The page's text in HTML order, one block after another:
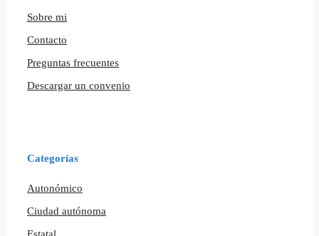
Sobre mi
Contacto
Preguntas frecuentes
Descargar un convenio
Categorías
Autonómico
Ciudad autónoma